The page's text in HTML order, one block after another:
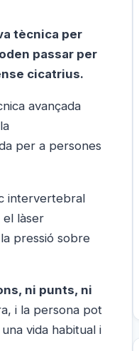
tècnica per
passar per
cicatrius.
avançada
per a persones
intervertebral
el làser
pressió sobre
ni punts, ni
i la persona pot
vida habitual i